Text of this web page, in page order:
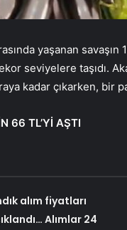
yaşanan
seviyelere taşıdı.
kadar çıkarken, bir
66 TL’Yİ AŞTI
alım fiyatları
Alımlar 24